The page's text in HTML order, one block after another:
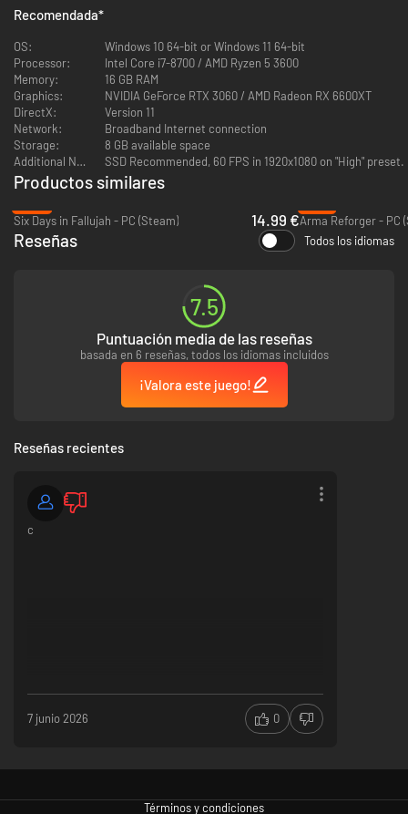
Desbloquea nuevo equipamiento y opciones de personalización a medida
Sandbox de destrucción
Un sandbox dinámico y destructivo ambientado en la Gran Guerra: haz
explotar todo, excava donde quieras, remodela trincheras, derriba
edificios y destruye fortificaciones. Las explosiones generan cambios
Lucha en múltiples mapas, jugables en distintas estaciones y momentos
del día. Utiliza el completo editor de mapas para crear y compartir tus
¡Sumérgete en enormes batallas de 200 jugadores! Lánzate al corazón de
Un potente y rico arsenal
de vehículos y otros objetos: ¡golpea a tus enemigos con una baguette o
Recomendada*
OS:
Windows 10 64-bit or Windows 11 64-bit
Processor:
Intel Core i7-8700 / AMD Ryzen 5 3600
Memory:
16 GB RAM
Graphics:
NVIDIA GeForce RTX 3060 / AMD Radeon RX 6600XT
DirectX:
Version 11
Network:
Broadband Internet connection
Storage:
8 GB available space
Additional Notes:
SSD Recommended, 60 FPS in 1920x1080 on "High" preset.
Productos similares
Six Days in Fallujah - PC (Steam)
14.99 €Arma Reforger - PC
Reseñas Todos los idiomas
7.5
Puntuación media de las reseñas
basada en 6 reseñas, todos los idiomas incluidos
¡Valora este juego!
Reseñas recientes
c
7 junio 2026 0
Términos y condiciones